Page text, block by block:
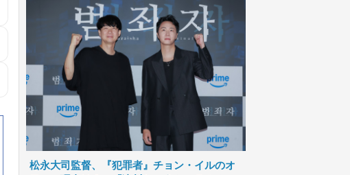
松永大司監督、『犯罪者』チョン・イルのオ